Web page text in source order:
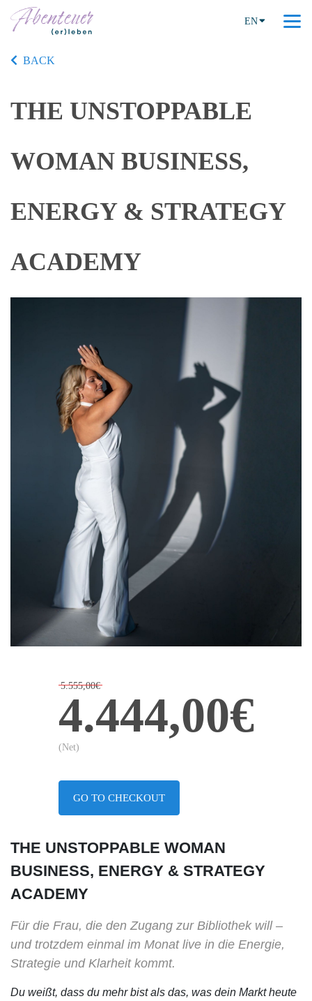
EN
BACK
THE UNSTOPPABLE
WOMAN BUSINESS,
ENERGY & STRATEGY
ACADEMY
5.555,00€
4.444,00€
(Net)
GO TO CHECKOUT
THE UNSTOPPABLE WOMAN
BUSINESS, ENERGY & STRATEGY
ACADEMY
Für die Frau, die den Zugang zur Bibliothek will –
und trotzdem einmal im Monat live in die Energie,
Strategie und Klarheit kommt.
Du weißt, dass du mehr bist als das, was dein Markt heute